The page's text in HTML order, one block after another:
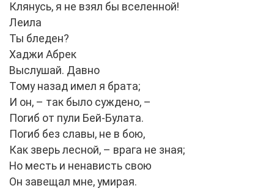
Клянусь, я не взял бы вселенной!
Леила
Ты бледен?
Хаджи Абрек
Выслушай. Давно
Тому назад имел я брата;
И он, – так было суждено, –
Погиб от пули Бей-Булата.
Погиб без славы, не в бою,
Как зверь лесной, – врага не зная;
Но месть и ненависть свою
Он завещал мне, умирая.